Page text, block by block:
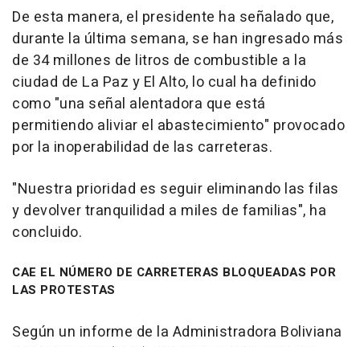
De esta manera, el presidente ha señalado que,
durante la última semana, se han ingresado más
de 34 millones de litros de combustible a la
ciudad de La Paz y El Alto, lo cual ha definido
como "una señal alentadora que está
permitiendo aliviar el abastecimiento" provocado
por la inoperabilidad de las carreteras.
"Nuestra prioridad es seguir eliminando las filas
y devolver tranquilidad a miles de familias", ha
concluido.
CAE EL NÚMERO DE CARRETERAS BLOQUEADAS POR
LAS PROTESTAS
Según un informe de la Administradora Boliviana